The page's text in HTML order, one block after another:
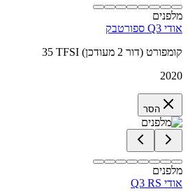
מלפנים
אודי Q3 ספורטבק
35 TFSI קומפורט (דור 2 מעודכן)
2020
הסר
מלפנים
אודי Q3 RS